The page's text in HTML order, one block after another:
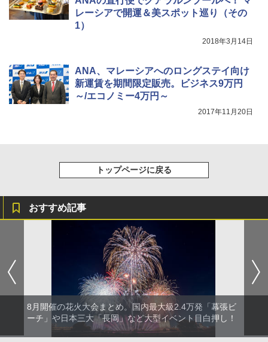
レーシアで開運＆美スポット巡り（その
1）
2018年3月14日
ANA、マレーシアへのロングステイ向け
新運賃を期間限定販売。ビジネス9万円
～/エコノミー4万円～
2017年11月20日
トップページに戻る
おすすめ記事
8月開催の花火大会まとめ。国内最大級2.4万発「幕張ビ
ーチ」や日本三大「長岡」など大型イベント目白押し！